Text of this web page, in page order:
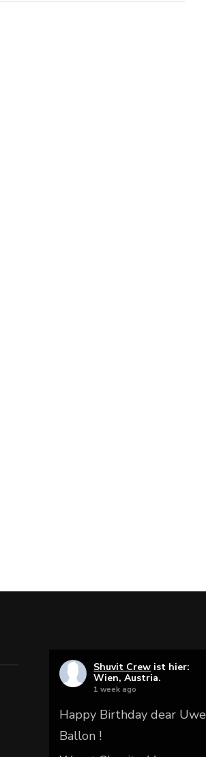
Shuvit Crew ist hier:
Wien, Austria.
1 week ago
Happy Birthday dear Uwe
Ballon !